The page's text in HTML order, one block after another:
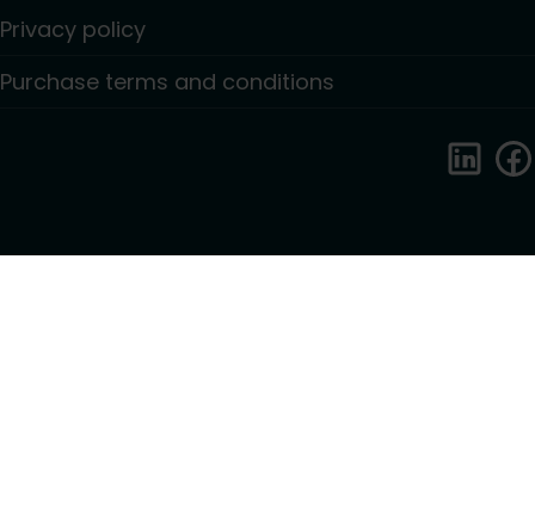
Privacy policy
Purchase terms and conditions